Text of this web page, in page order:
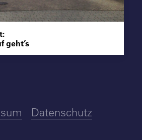
geht’s
Datenschutz